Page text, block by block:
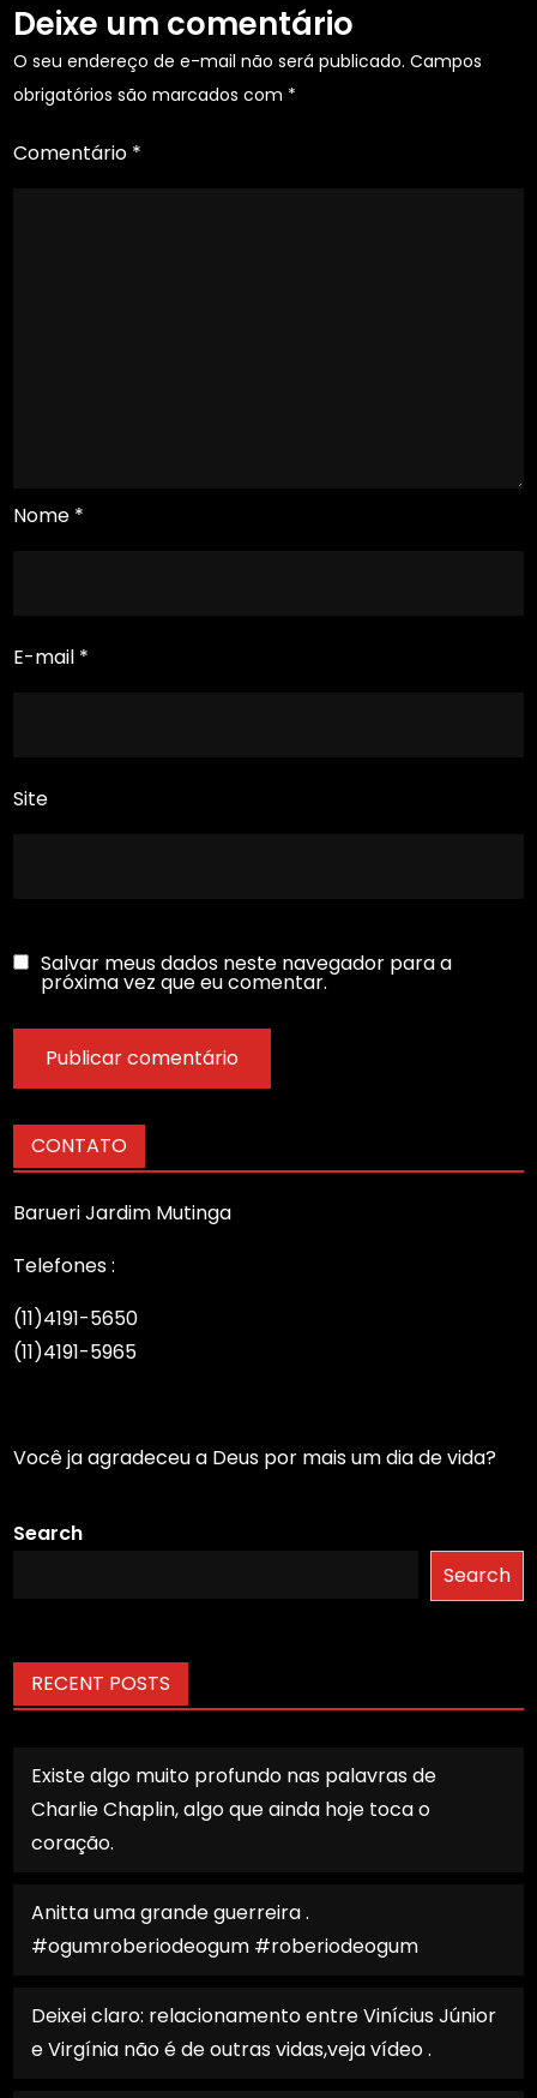
Deixe um comentário
O seu endereço de e-mail não será publicado. Campos
obrigatórios são marcados com *
Comentário *
Nome *
E-mail *
Site
Salvar meus dados neste navegador para a
próxima vez que eu comentar.
CONTATO
Barueri Jardim Mutinga
Telefones :
(11)4191-5650
(11)4191-5965
Você ja agradeceu a Deus por mais um dia de vida?
Search
Search
RECENT POSTS
Existe algo muito profundo nas palavras de
Charlie Chaplin, algo que ainda hoje toca o
coração.
Anitta uma grande guerreira .
#ogumroberiodeogum #roberiodeogum
Deixei claro: relacionamento entre Vinícius Júnior
e Virgínia não é de outras vidas,veja vídeo .